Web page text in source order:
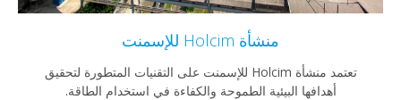
تعتمد منشأة Holcim للإسمنت على التقنيات المتطورة لتحقيق
البيئية الطموحة والكفاءة في استخدام الطاقة.